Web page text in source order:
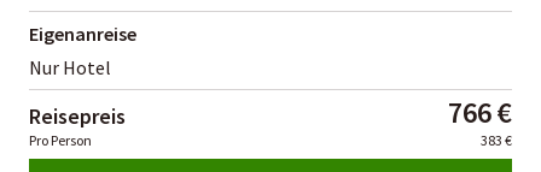
Eigenanreise
Nur Hotel
Reisepreis 766 €
Pro Person 383 €